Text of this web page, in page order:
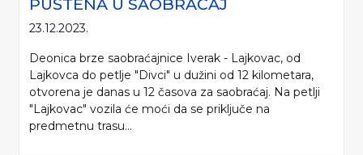
PUŠTENA U SAOBRAĆAJ
23.12.2023.
Deonica brze saobraćajnice Iverak - Lajkovac, od
Lajkovca do petlje "Divci" u dužini od 12 kilometara,
otvorena je danas u 12 časova za saobraćaj. Na petlji
"Lajkovac" vozila će moći da se priključe na
predmetnu trasu...